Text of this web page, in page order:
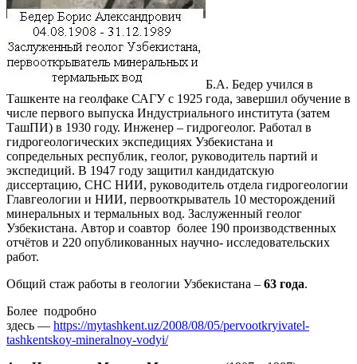
Б.А. Бедер учился в
Ташкенте на геолфаке САГУ с 1925 года, завершил обучение в
числе первого выпуска Индустриального института (затем
ТашПИ) в 1930 году. Инженер – гидрогеолог. Работал в
гидрогеологических экспедициях Узбекистана и
сопредельных республик, геолог, руководитель партий и
экспедиций. В 1947 году защитил кандидатскую
диссертацию, СНС НИИ, руководитель отдела гидрогеологии
Главгеологии и НИИ, первооткрыватель 10 месторождений
минеральных и термальных вод. Заслуженный геолог
Узбекистана. Автор и соавтор более 190 производственных
отчётов и 220 опубликованных научно- исследовательских
работ.
Общий стаж работы в геологии Узбекистана – 63 года.
Более подробно
здесь — https://mytashkent.uz/2008/08/05/pervootkryivatel-
tashkentskoy-mineralnoy-vodyi/